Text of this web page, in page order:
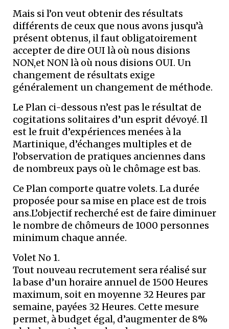
Mais si l’on veut obtenir des résultats
différents de ceux que nous avons jusqu’à
présent obtenus, il faut obligatoirement
accepter de dire OUI là où nous disions
NON,et NON là où nous disions OUI. Un
changement de résultats exige
généralement un changement de méthode.
Le Plan ci-dessous n’est pas le résultat de
cogitations solitaires d’un esprit dévoyé. Il
est le fruit d’expériences menées à la
Martinique, d’échanges multiples et de
l’observation de pratiques anciennes dans
de nombreux pays où le chômage est bas.
Ce Plan comporte quatre volets. La durée
proposée pour sa mise en place est de trois
ans.L’objectif recherché est de faire diminuer
le nombre de chômeurs de 1000 personnes
minimum chaque année.
Volet No 1.
Tout nouveau recrutement sera réalisé sur
la base d’un horaire annuel de 1500 Heures
maximum, soit en moyenne 32 Heures par
semaine, payées 32 Heures. Cette mesure
permet, à budget égal, d’augmenter de 8%